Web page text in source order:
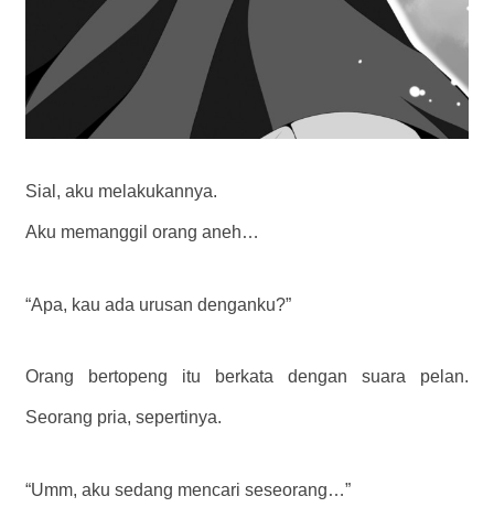
Sial, aku melakukannya.
Aku memanggil orang aneh…
“Apa, kau ada urusan denganku?”
Orang bertopeng itu berkata dengan suara pelan.
Seorang pria, sepertinya.
“Umm, aku sedang mencari seseorang…”